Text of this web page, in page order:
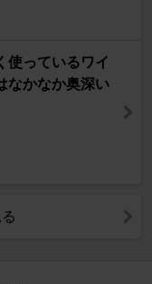
使っているワイ
なかなか奥深い